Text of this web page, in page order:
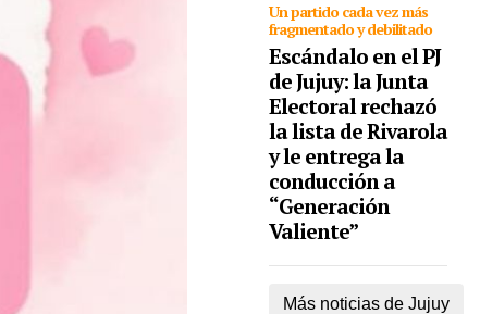
Un partido cada vez más
fragmentado y debilitado
Escándalo en el PJ
de Jujuy: la Junta
Electoral rechazó
la lista de Rivarola
y le entrega la
conducción a
“Generación
Valiente”
Más noticias de Jujuy